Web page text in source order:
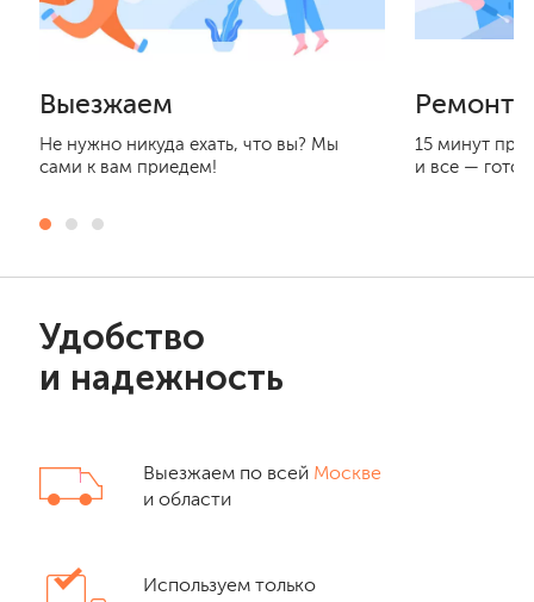
Выезжаем
Не нужно никуда ехать, что вы? Мы
сами к вам приедем!
15 минут
и все —
Удобство
и надежность
Выезжаем по всей Москве
и области
Используем только